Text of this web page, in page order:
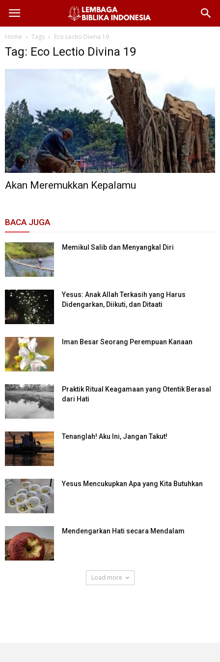
Home Tags Eco Lectio Divina 19
Tag: Eco Lectio Divina 19
Akan Meremukkan Kepalamu
BACA JUGA
Memikul Salib dan Menyangkal Diri
Yesus: Anak Allah Terkasih yang Harus
Didengarkan, Diikuti, dan Ditaati
Iman Besar Seorang Perempuan Kanaan
Praktik Ritual Keagamaan yang Otentik Berasal
dari Hati
Tenanglah! Aku Ini, Jangan Takut!
Yesus Mencukupkan Apa yang Kita Butuhkan
Mendengarkan Hati secara Mendalam
Load more